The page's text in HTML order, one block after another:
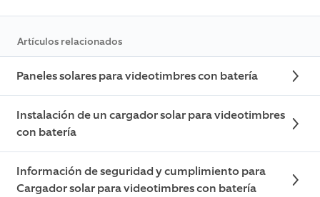
Artículos relacionados
Paneles solares para videotimbres con batería
Instalación de un cargador solar para videotimbres
con batería
Información de seguridad y cumplimiento para
Cargador solar para videotimbres con batería